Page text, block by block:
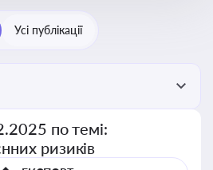
Усі публікації
по темі:
ризиків